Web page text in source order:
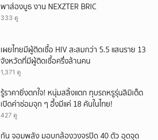
พาส่องบูธ งาน NEXZTER BRIC
333 ดู
เผยไทยมีผู้ติดเชื้อ HIV สะสมกว่า 5.5 แสนราย 13
จังหวัดที่มีผู้ติดเชื้อครึ่งล้านคน
1,371 ดู
รู้ราคายิ่งตกใจ! หนุ่มสลิ้งแตก ทุบรถหรูรุ่นลิมิเต็ด
เปิดค่าซ่อมจุก ๆ อึ้งมีแค่ 18 คันในไทย!
427 ดู
กัน จอมพลัง มอบกล้องวงจรปิด 40 ตัว อุดจุด